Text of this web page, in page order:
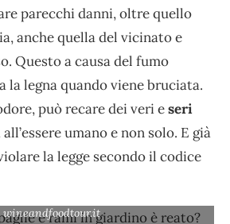
parecchi danni, oltre quello
anche quella del vicinato e
Questo a causa del fumo
la legna quando viene bruciata.
può recare dei veri eseri
all’essere umano e non solo. E già
la legge secondo il codice
wineandfoodtour.it